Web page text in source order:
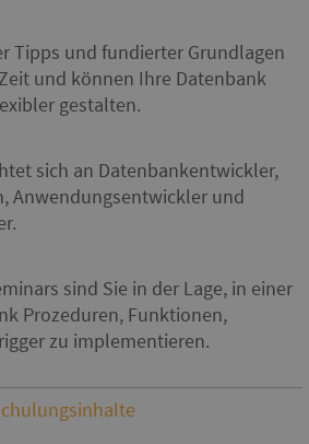
Tipps und fundierter Grundlagen
und können Ihre Datenbank
gestalten.
sich an Datenbankentwickler,
Anwendungsentwickler und
sind Sie in der Lage, in einer
Prozeduren, Funktionen,
zu implementieren.